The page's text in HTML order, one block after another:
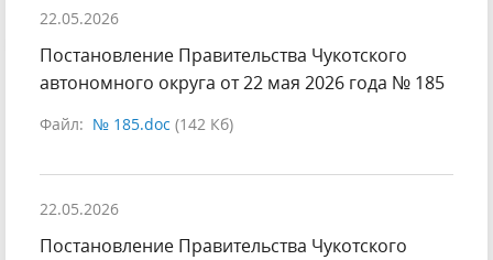
22.05.2026
Постановление Правительства Чукотского
автономного округа от 22 мая 2026 года № 185
Файл: № 185.doc (142 Кб)
22.05.2026
Постановление Правительства Чукотского